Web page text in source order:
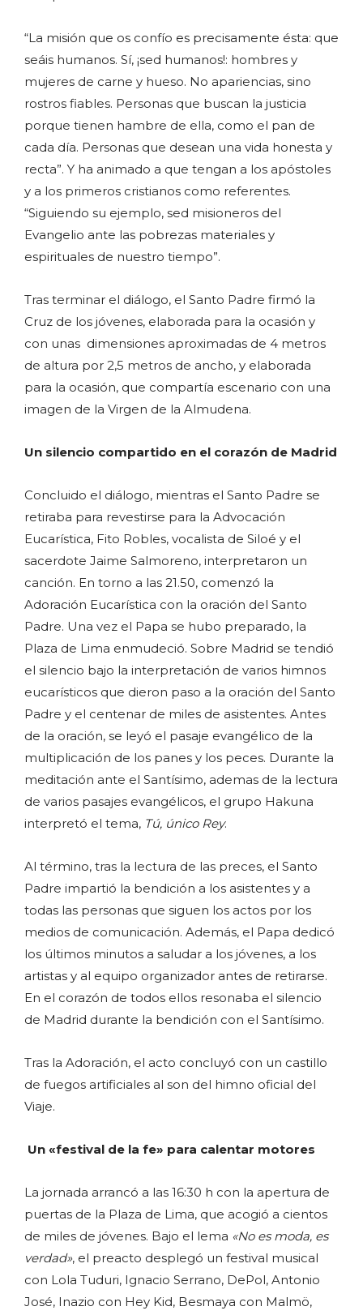
“La misión que os confío es precisamente ésta: que
seáis humanos. Sí, ¡sed humanos!: hombres y
mujeres de carne y hueso. No apariencias, sino
rostros fiables. Personas que buscan la justicia
porque tienen hambre de ella, como el pan de
cada día. Personas que desean una vida honesta y
recta”. Y ha animado a que tengan a los apóstoles
y a los primeros cristianos como referentes.
“Siguiendo su ejemplo, sed misioneros del
Evangelio ante las pobrezas materiales y
espirituales de nuestro tiempo”.
Tras terminar el diálogo, el Santo Padre firmó la
Cruz de los jóvenes, elaborada para la ocasión y
con unas dimensiones aproximadas de 4 metros
de altura por 2,5 metros de ancho, y elaborada
para la ocasión, que compartía escenario con una
imagen de la Virgen de la Almudena.
Un silencio compartido en el corazón de Madrid
Concluido el diálogo, mientras el Santo Padre se
retiraba para revestirse para la Advocación
Eucarística, Fito Robles, vocalista de Siloé y el
sacerdote Jaime Salmoreno, interpretaron un
canción. En torno a las 21.50, comenzó la
Adoración Eucarística con la oración del Santo
Padre. Una vez el Papa se hubo preparado, la
Plaza de Lima enmudeció. Sobre Madrid se tendió
el silencio bajo la interpretación de varios himnos
eucarísticos que dieron paso a la oración del Santo
Padre y el centenar de miles de asistentes. Antes
de la oración, se leyó el pasaje evangélico de la
multiplicación de los panes y los peces. Durante la
meditación ante el Santísimo, ademas de la lectura
de varios pasajes evangélicos, el grupo Hakuna
interpretó el tema, Tú, único Rey.
Al término, tras la lectura de las preces, el Santo
Padre impartió la bendición a los asistentes y a
todas las personas que siguen los actos por los
medios de comunicación. Además, el Papa dedicó
los últimos minutos a saludar a los jóvenes, a los
artistas y al equipo organizador antes de retirarse.
En el corazón de todos ellos resonaba el silencio
de Madrid durante la bendición con el Santísimo.
Tras la Adoración, el acto concluyó con un castillo
de fuegos artificiales al son del himno oficial del
Viaje.
Un «festival de la fe» para calentar motores
La jornada arrancó a las 16:30 h con la apertura de
puertas de la Plaza de Lima, que acogió a cientos
de miles de jóvenes. Bajo el lema «No es moda, es
verdad», el preacto desplegó un festival musical
con Lola Tuduri, Ignacio Serrano, DePol, Antonio
José, Inazio con Hey Kid, Besmaya con Malmö,